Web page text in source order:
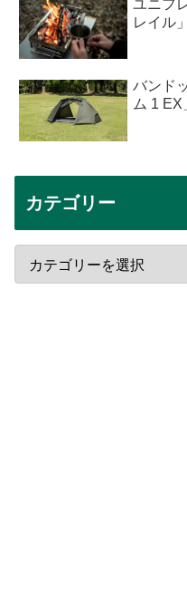
ユニフ
レイル」
バンド
ム 1 EX
カテゴリー